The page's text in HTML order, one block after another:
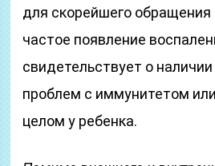
для скорейшего обращения
частое появление
свидетельствует о
проблем с иммунитетом
целом у ребенка.